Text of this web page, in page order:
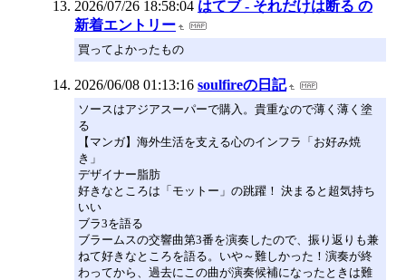
2026/07/26 18:58:04 はてブ - それだけは断る の
新着エントリー
買ってよかったもの
2026/06/08 01:13:16 soulfireの日記
ソースはアジアスーパーで購入。貴重なので薄く薄く塗
る
【マンガ】海外生活を支える心のインフラ「お好み焼
き」
デザイナー脂肪
好きなところは「モットー」の跳躍！ 決まると超気持ち
いい
ブラ3を語る
ブラームスの交響曲第3番を演奏したので、振り返りも兼
ねて好きなところを語る。いや～難しかった！演奏が終
わってから、過去にこの曲が演奏候補になったときは難